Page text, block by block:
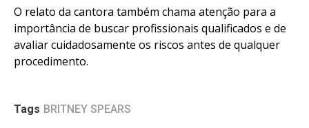
O relato da cantora também chama atenção para a
importância de buscar profissionais qualificados e de
avaliar cuidadosamente os riscos antes de qualquer
procedimento.
Tags BRITNEY SPEARS